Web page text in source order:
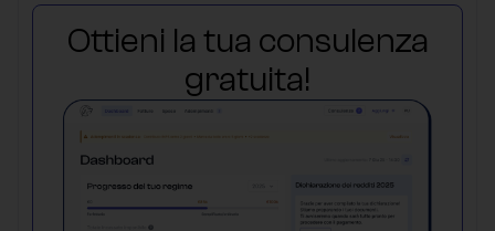
Ottieni la tua consulenza
gratuita!